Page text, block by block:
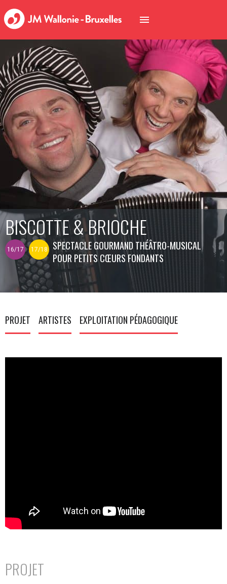
BISCOTTE & BRIOCHE
16/17 17/18
SPECTACLE GOURMAND THÉÂTRO-MUSICAL
POUR PETITS CŒURS FONDANTS
PROJET ARTISTES EXPLOITATION PÉDAGOGIQUE
PROJET